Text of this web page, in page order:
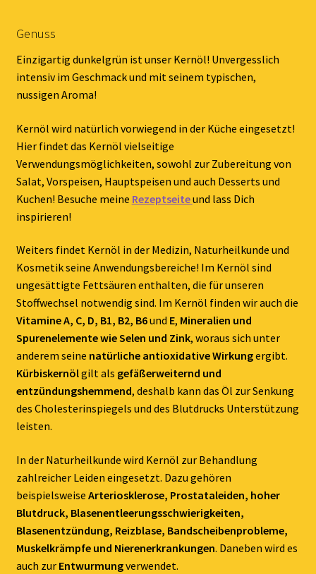
Genuss
Einzigartig dunkelgrün ist unser Kernöl! Unvergesslich
intensiv im Geschmack und mit seinem typischen,
nussigen Aroma!
Kernöl wird natürlich vorwiegend in der Küche eingesetzt!
Hier findet das Kernöl vielseitige
Verwendungsmöglichkeiten, sowohl zur Zubereitung von
Salat, Vorspeisen, Hauptspeisen und auch Desserts und
Kuchen! Besuche meine Rezeptseiteund lass Dich
inspirieren!
Weiters findet Kernöl in der Medizin, Naturheilkunde und
Kosmetik seine Anwendungsbereiche! Im Kernöl sind
ungesättigte Fettsäuren enthalten, die für unseren
Stoffwechsel notwendig sind. Im Kernöl finden wir auch die
Vitamine A, C, D, B1, B2, B6und E, Mineralien und
Spurenelemente wie Selen und Zink, woraus sich unter
anderem seine natürliche antioxidative Wirkungergibt.
Kürbiskernölgilt als gefäßerweiternd und
entzündungshemmend, deshalb kann das Öl zur Senkung
des Cholesterinspiegels und des Blutdrucks Unterstützung
leisten.
In der Naturheilkunde wird Kernöl zur Behandlung
zahlreicher Leiden eingesetzt. Dazu gehören
beispielsweise Arteriosklerose, Prostataleiden, hoher
Blutdruck, Blasenentleerungsschwierigkeiten,
Blasenentzündung, Reizblase, Bandscheibenprobleme,
Muskelkrämpfe und Nierenerkrankungen. Daneben wird es
auch zur Entwurmungverwendet.